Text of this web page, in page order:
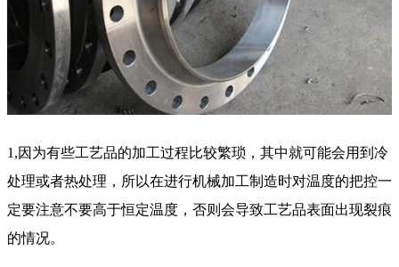
1,因为有些工艺品的加工过程比较繁琐，其中就可能会用到冷
处理或者热处理，所以在进行机械加工制造时对温度的把控一
定要注意不要高于恒定温度，否则会导致工艺品表面出现裂痕
的情况。